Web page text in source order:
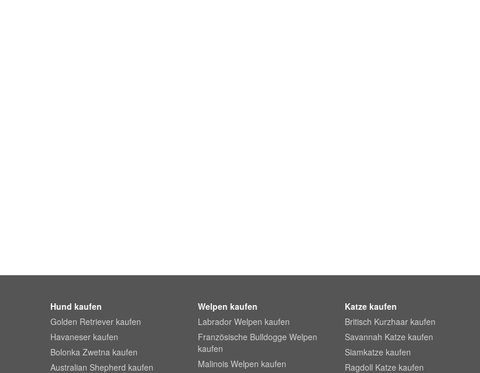
Hund kaufen
Golden Retriever kaufen
Havaneser kaufen
Bolonka Zwetna kaufen
Australian Shepherd kaufen
Welpen kaufen
Labrador Welpen kaufen
Französische Bulldogge Welpen
kaufen
Malinois Welpen kaufen
Katze kaufen
Britisch Kurzhaar kaufen
Savannah Katze kaufen
Siamkatze kaufen
Ragdoll Katze kaufen